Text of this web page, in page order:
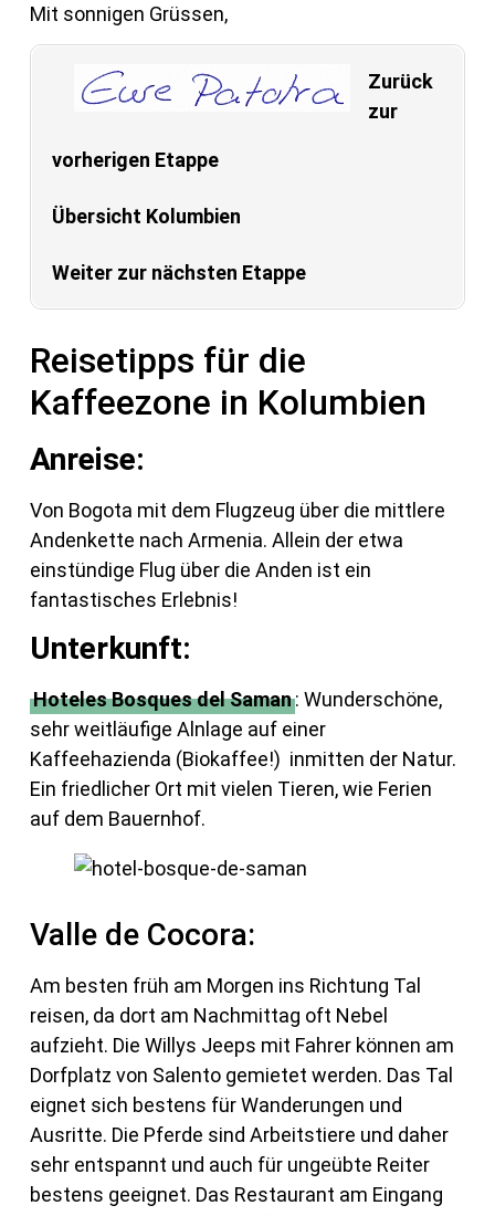
Mit sonnigen Grüssen,
Zurück
zur
vorherigen Etappe
Übersicht Kolumbien
Weiter zur nächsten Etappe
Reisetipps für die
Kaffeezone in Kolumbien
Anreise:
Von Bogota mit dem Flugzeug über die mittlere
Andenkette nach Armenia. Allein der etwa
einstündige Flug über die Anden ist ein
fantastisches Erlebnis!
Unterkunft:
Hoteles Bosques del Saman: Wunderschöne,
sehr weitläufige Alnlage auf einer
Kaffeehazienda (Biokaffee!) inmitten der Natur.
Ein friedlicher Ort mit vielen Tieren, wie Ferien
auf dem Bauernhof.
Valle de Cocora:
Am besten früh am Morgen ins Richtung Tal
reisen, da dort am Nachmittag oft Nebel
aufzieht. Die Willys Jeeps mit Fahrer können am
Dorfplatz von Salento gemietet werden. Das Tal
eignet sich bestens für Wanderungen und
Ausritte. Die Pferde sind Arbeitstiere und daher
sehr entspannt und auch für ungeübte Reiter
bestens geeignet. Das Restaurant am Eingang